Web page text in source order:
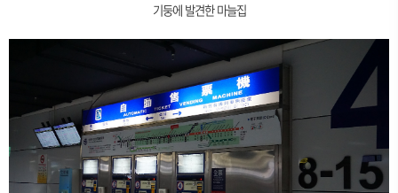
기둥에 발견한 마늘집